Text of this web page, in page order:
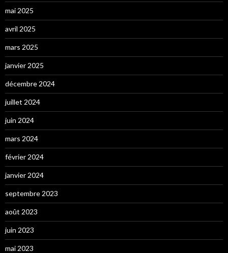
mai 2025
avril 2025
mars 2025
janvier 2025
décembre 2024
juillet 2024
juin 2024
mars 2024
février 2024
janvier 2024
septembre 2023
août 2023
juin 2023
mai 2023